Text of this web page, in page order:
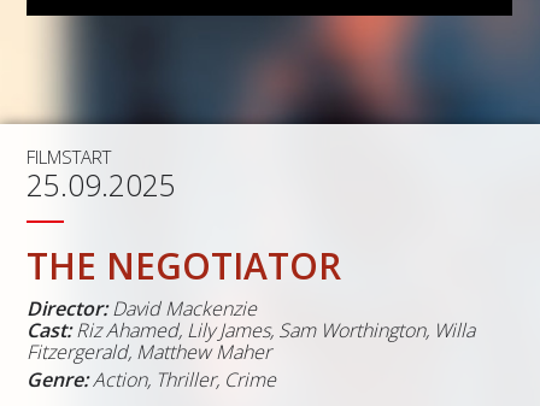
FILMSTART
25.09.2025
THE NEGOTIATOR
Director: David Mackenzie
Cast: Riz Ahamed, Lily James, Sam Worthington, Willa
Fitzergerald, Matthew Maher
Genre:Action, Thriller, Crime